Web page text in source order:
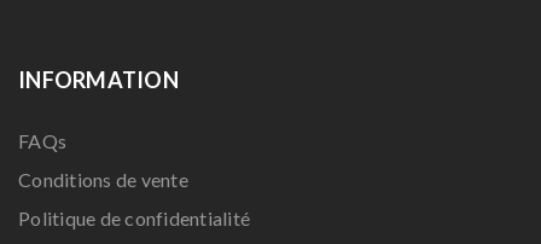
INFORMATION
FAQs
Conditions de vente
Politique de confidentialité